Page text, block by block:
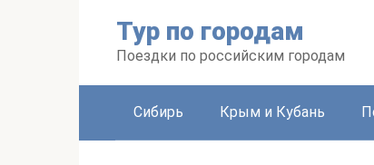
Тур по городам
Поездки по российским городам
Сибирь Крым и Кубань